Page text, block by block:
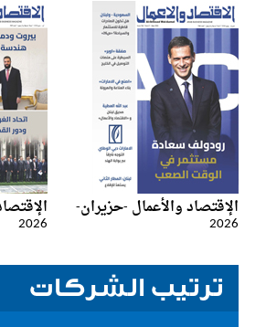
الإقتصاد والأعمال -حزيران-
2026
2026
ترتيب الشركات